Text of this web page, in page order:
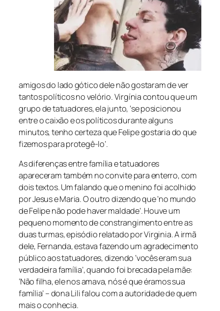
amigos do lado gótico dele não gostaram de ver
tantos políticos no velório. Virgínia contou que um
grupo de tatuadores, ela junto, ‘se posicionou
entre o caixão e os políticos durante alguns
minutos, tenho certeza que Felipe gostaria do que
fizemos para protegê-lo’.
As diferenças entre família e tatuadores
apareceram também no convite para enterro, com
dois textos. Um falando que o menino foi acolhido
por Jesus e Maria. O outro dizendo que ‘no mundo
de Felipe não pode haver maldade’. Houve um
pequeno momento de constrangimento entre as
duas turmas, episódio relatado por Virginia. A irmã
dele, Fernanda, estava fazendo um agradecimento
público aos tatuadores, dizendo ‘vocês eram sua
verdadeira família’, quando foi brecada pela mãe:
‘Não filha, ele nos amava, nós é que éramos sua
família’ – dona Lili falou com a autoridade de quem
mais o conhecia.